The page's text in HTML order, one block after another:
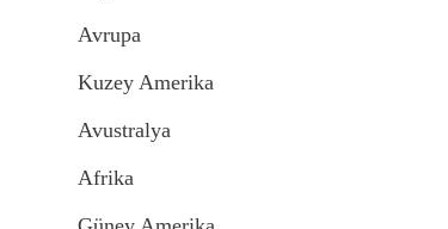
Avrupa
Kuzey Amerika
Avustralya
Afrika